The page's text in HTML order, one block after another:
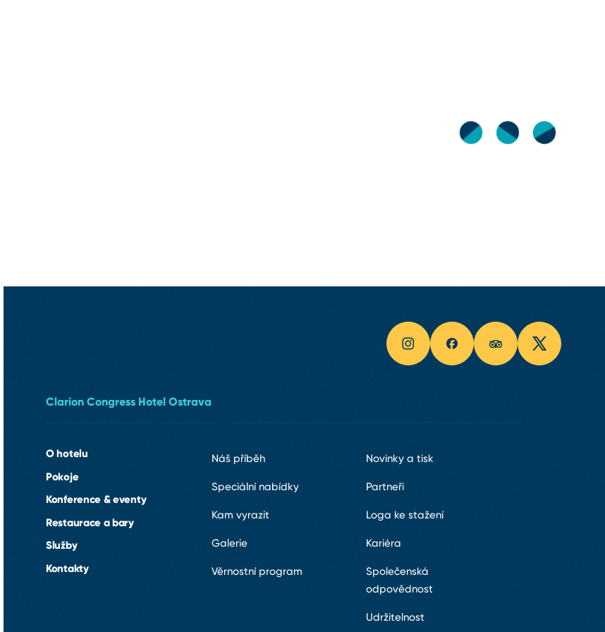
Clarion Congress Hotel Ostrava
O hotelu
Pokoje
Konference & eventy
Restaurace a bary
Služby
Kontakty
Náš příběh
Speciální nabídky
Kam vyrazit
Galerie
Věrnostní program
Novinky a tisk
Partneři
Loga ke stažení
Kariéra
Společenská
odpovědnost
Udržitelnost